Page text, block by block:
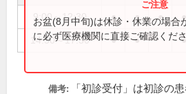
9:00～12:30 ● ● ● ●
14:30～17:30 ● ● ●
お盆(8月中旬)は休診・休業の場合
に必ず医療機関に直接ご確認くださ
備考:
「初診受付」は初診の